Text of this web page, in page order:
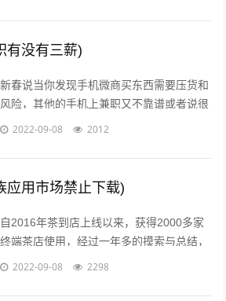
有没有三薪)
新春说当你发现手机微商买东西需要压货和
风险，其他的手机上兼职又不靠谱或者说很
不靠谱的时候，来吧，终于等到啦！新春切
2022-09-08 2012
应用市场禁止下载)
自2016年茶到店上线以来，获得2000多家
终端茶店使用，经过一年多的摸索与总结，
茶到店APP Beta2.0版本于2017年4月26日
2022-09-08 2298